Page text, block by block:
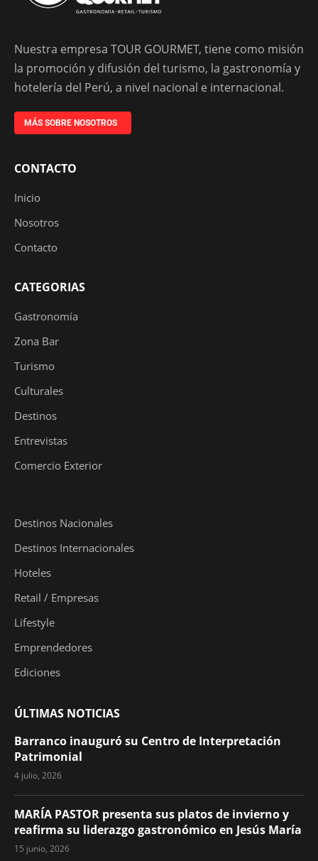
Nuestra empresa TOUR GOURMET, tiene como misión
la promoción y difusión del turismo, la gastronomía y
hotelería del Perú, a nivel nacional e internacional.
MÁS SOBRE NOSOTROS
CONTACTO
Inicio
Nosotros
Contacto
CATEGORIAS
Gastronomía
Zona Bar
Turismo
Culturales
Destinos
Entrevistas
Comercio Exterior
Destinos Nacionales
Destinos Internacionales
Hoteles
Retail / Empresas
Lifestyle
Emprendedores
Ediciones
ÚLTIMAS NOTICIAS
Barranco inauguró su Centro de Interpretación
Patrimonial
4 julio, 2026
MARÍA PASTOR presenta sus platos de invierno y
reafirma su liderazgo gastronómico en Jesús María
15 junio, 2026